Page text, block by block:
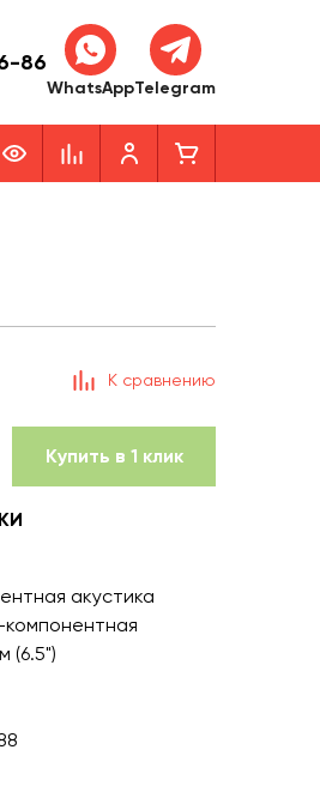
86
WhatsAppTelegram
К сравнению
Купить в 1 клик
акустика
(6.5")